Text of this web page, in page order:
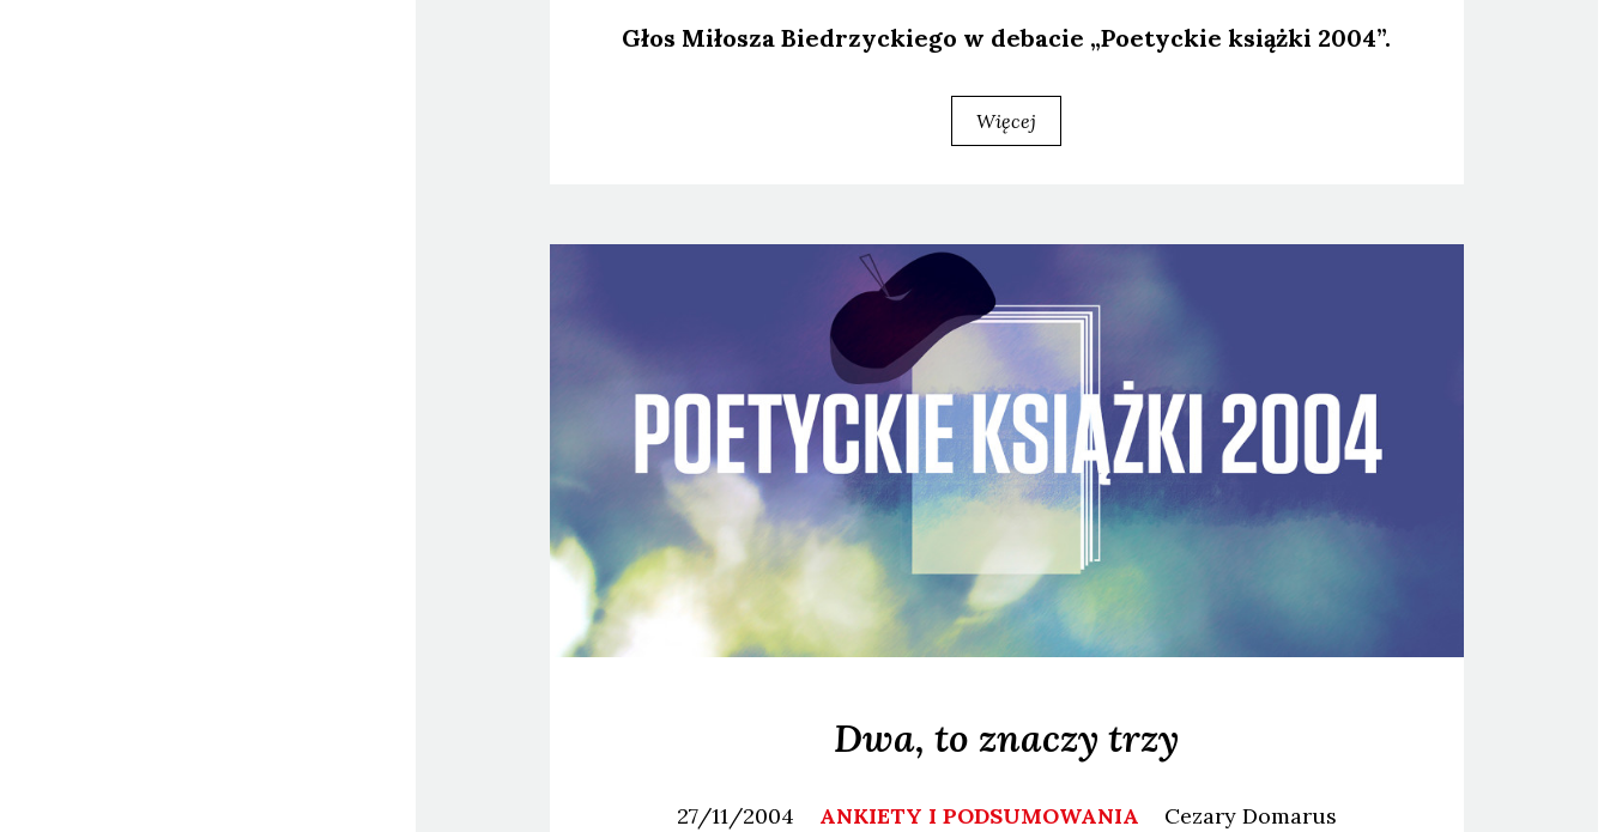
Głos Miło­sza Bie­drzyc­kie­go w deba­cie „Poetyc­kie książ­ki 2004”.
Więcej
Dwa, to znaczy trzy
27/11/2004 ANKIETY I PODSUMOWANIA Cezary Domarus